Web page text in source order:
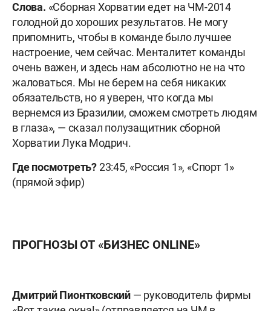
Слова. «Сборная Хорватии едет на ЧМ-2014
голодной до хороших результатов. Не могу
припомнить, чтобы в команде было лучшее
настроение, чем сейчас. Менталитет команды
очень важен, и здесь нам абсолютно не на что
жаловаться. Мы не берем на себя никаких
обязательств, но я уверен, что когда мы
вернемся из Бразилии, сможем смотреть людям
в глаза», — сказал полузащитник сборной
Хорватии Лука Модрич.
Где посмотреть?23:45, «Россия 1», «Спорт 1»
(прямой эфир)
ПРОГНОЗЫ ОТ «БИЗНЕСONLINE»
Дмитрий Пионтковский — руководитель фирмы